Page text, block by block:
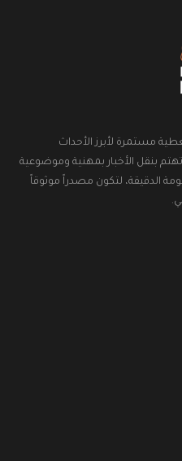
مستمرة لأبرز الأحداث
بنقل الأخبار بمهنية وموضوعية
الدقيقة، لتكون مصدراً موثوقاً